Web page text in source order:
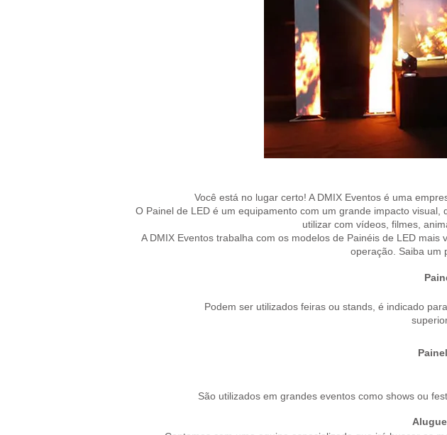
Você está no lugar certo! A DMIX Eventos é uma
O Painel de LED é um equipamento com um grande impacto
utilizar com vídeos, filmes,
A DMIX Eventos trabalha com os modelos de Painéis de LED
operação. Saiba um
Podem ser utilizados feiras ou stands, é indicado
São utilizados em grandes eventos como shows ou